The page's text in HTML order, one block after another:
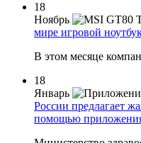
18
Ноябрь
мире игровой
В этом месяце
18
Январь
России предлагает
помощью